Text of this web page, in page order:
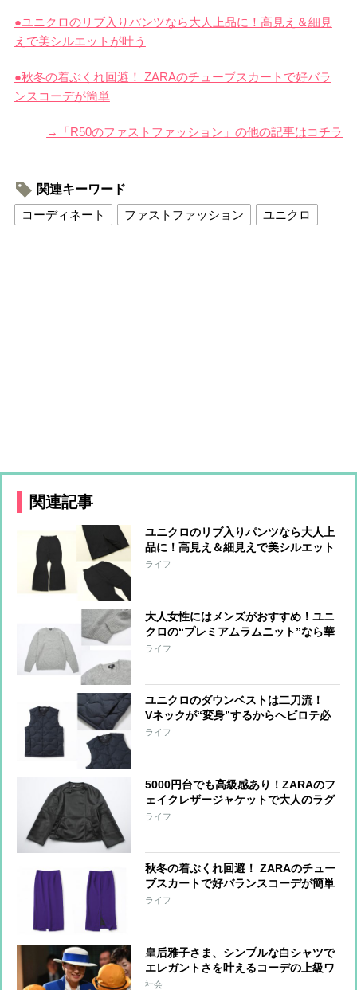
●ユニクロのリブ入りパンツなら大人上品に！高見え＆細見
えで美シルエットが叶う
●秋冬の着ぶくれ回避！ ZARAのチューブスカートで好バラ
ンスコーデが簡単
→「R50のファストファッション」の他の記事はコチラ
関連キーワード
コーディネート
ファストファッション ユニクロ
関連記事
ユニクロのリブ入りパンツなら大人上
品に！高見え＆細見えで美シルエット
が叶う
ライフ
大人女性にはメンズがおすすめ！ユニ
クロの“プレミアムラムニット”なら華
奢見えスタイルに
ライフ
ユニクロのダウンベストは二刀流！
Vネックが“変身”するからヘビロテ必
至
ライフ
5000円台でも高級感あり！ZARAのフ
ェイクレザージャケットで大人のラグ
ジュアリーコーデが叶う
ライフ
秋冬の着ぶくれ回避！ ZARAのチュー
ブスカートで好バランスコーデが簡単
に
ライフ
皇后雅子さま、シンプルな白シャツで
エレガントさを叶えるコーデの上級ワ
ザ
社会